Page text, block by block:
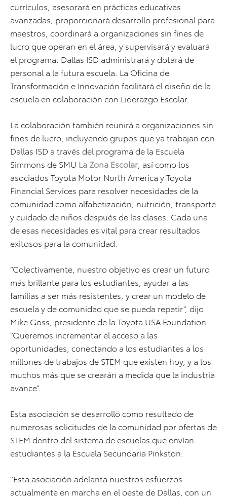
currículos, asesorará en prácticas educativas
avanzadas, proporcionará desarrollo profesional para
maestros, coordinará a organizaciones sin fines de
lucro que operan en el área, y supervisará y evaluará
el programa. Dallas ISD administrará y dotará de
personal a la futura escuela. La Oficina de
Transformación e Innovación facilitará el diseño de la
escuela en colaboración con Liderazgo Escolar.
La colaboración también reunirá a organizaciones sin
fines de lucro, incluyendo grupos que ya trabajan con
Dallas ISD a través del programa de la Escuela
Simmons de SMU La Zona Escolar , así como los
asociados Toyota Motor North America y Toyota
Financial Services para resolver necesidades de la
comunidad como alfabetización, nutrición, transporte
y cuidado de niños después de las clases. Cada una
de esas necesidades es vital para crear resultados
exitosos para la comunidad.
“Colectivamente, nuestro objetivo es crear un futuro
más brillante para los estudiantes, ayudar a las
familias a ser más resistentes, y crear un modelo de
escuela y de comunidad que se pueda repetir”, dijo
Mike Goss, presidente de la Toyota USA Foundation.
“Queremos incrementar el acceso a las
oportunidades, conectando a los estudiantes a los
millones de trabajos de STEM que existen hoy, y a los
muchos más que se crearán a medida que la industria
avance”.
Esta asociación se desarrolló como resultado de
numerosas solicitudes de la comunidad por ofertas de
STEM dentro del sistema de escuelas que envían
estudiantes a la Escuela Secundaria Pinkston.
“Esta asociación adelanta nuestros esfuerzos
actualmente en marcha en el oeste de Dallas, con un